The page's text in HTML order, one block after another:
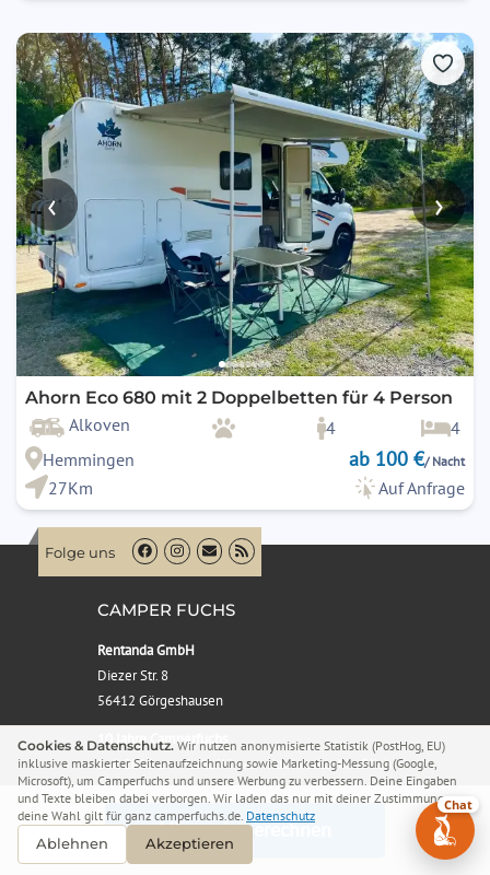
Cookies & Datenschutz. Wir nutzen anonymisierte Statistik (PostHog, EU)
inklusive maskierter Seitenaufzeichnung sowie Marketing-Messung (Google,
Microsoft), um Camperfuchs und unsere Werbung zu verbessern. Deine Eingaben
und Texte bleiben dabei verborgen. Wir laden das nur mit deiner Zustimmung –
deine Wahl gilt für ganz camperfuchs.de. Datenschutz
Ablehnen
Akzeptieren
‹ ›
Ahorn Eco 680 mit 2 Doppelbetten für 4 Person
Alkoven 4
4
Hemmingen
ab 100 €/ Nacht
27Km Auf Anfrage
Mietpreis berechnen
Folge uns
CAMPER FUCHS
Rentanda GmbH
Diezer Str. 8
56412 Görgeshausen
10 Jahre Camperfuchs
Seit 2016 am Markt. Wir vermitteln ausschließlich
geprüfte gewerbliche Vermieter, keine
Privatvermietung.
Wir sind gerne behilflich! Sie erreichen uns:
Chat